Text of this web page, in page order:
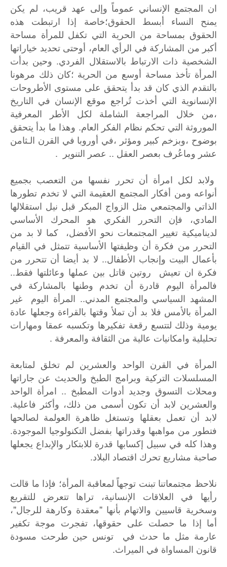
ان المجتمع الإنساني عموماً وإلى عهد قريب، لم يكن
يمنح النساء أبسط الحقوق؛خاصة إذا ارتبطت هذه
الحقوق بمساحة من الحرية التي تكفل للمرأة مساحة
أكبر من المشاركة في الرأي العام، أوحتى تحديد خياراتها
الشخصية ذات الارتباط بالاستقلال الفردي. وحين بدأت
المرأة تأخذ مساحة أوسع من الحرية ؛كان ذلك مرهونا
بالتقدم الذي كان قد بدأ يتحقق على مستوى الأطروحات
الإنسانوية التي أخذت تُراجع موقع الإنسان في التاريخ
،من خلال المراجعة الشاملة لكل الأطر المعرفية
الموروثة التي تحكم نظام الفكر العام. وهذا ما بدأ يتحقق
بوضوح ،وبزخم كبير ومؤثر ،في أوروبا في القرن الـثامن
عشر وماعُرف بعصر العقل .. عصر التنوير .
ولابد لكل امرأة أن تحرر نفسها من التعصب بجميع
أنواعه ومن أفكار المجتمع العقيمة التي لا تخدم تطورها
الذاتي والمجتمعي مثل الزواج المبكر قبل نيل استقلالها
المادي، فإن التحرر الفكري هو المحرك الأساسي
لديناميكية تغيير المجتمعات نحو الأفضل، كما لا بد من
التحرر من فكرة أن وظيفتها الأساسية تتمثل في القيام
بأعمال البيت وإنجاب الأطفال.. لا بد أيضا أن تتحرر من
فكرة ان تعيش روتين قاتل بين عملها وعائلتها فقط..
فالمرأة اليوم قادرة أن تخدم وطنها بالمشاركة في
المشهد السياسي والمجتمع المدني.. المرأة اليوم غير
المرأة بالأمس فلا بد أن تملأ وقتها بالقراءة وجعلها عادة
يومية وذلك لتتسع رقعة تفكيرها وتكسبه عمقا ومهارات
تحليلية وامكانيات عالية من الثقافة والمعرفة .
المرأة في القرن الواحد والعشرين لم تخلق لمتابعة
المسلسلات التركية وبرامج الطبخ والحديث عن جاراتها
ومحلات التسوق وجديد أدوات المطبخ .. امرأة الواحد
والعشرين لابد أن تكون أسمى من ذلك، وأكثر فاعلية.
لابد أن تعمل بعقلها وتستغل ظاهرة العولمة لصالحها
فتطور من مواهبها وقدراتها بفضل التكنولوجيا الموجودة.
وهذا كله في سبيل إكسابها قدرة للابتكار والإبداع يجعلها
صاحبة مشاريع تحرك اقتصاد البلاد.
نلاحظ مجتمعاتنا تبنت توجهاً لمعاقبة المرأة؛ فإذا ما قالت
رأيها في العلاقات الإنسانية، تراها تتعرض للتقريع
وسخرية قاسيين والاتهام بأنها "معقدة وكارهة للرجال"،
أما إذا ما حصلت على حقوقها، تفجرت موجة تكفير
عارمة مثل ما حدث في تونس حين طرحت مسودة
قانون المساواة في الميراث.